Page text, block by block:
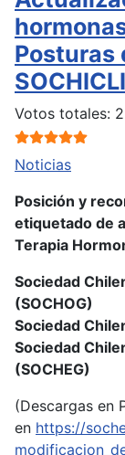
Posturas
Ratio: 5/5
Votos totales: 2
Noticias
Posición y
etiquetado de
Terapia
Sociedad
(SOCHOG)
Sociedad
Sociedad
(SOCHEG)
(Descargas en
en https://